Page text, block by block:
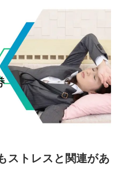
ストレスと関連があ